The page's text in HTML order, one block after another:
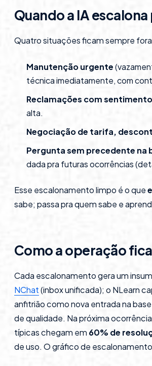
Quando a IA
Quatro situações ficam sempre fora
Manutenção urgente
técnica imediatamente, com
Reclamações com
alta.
Negociação de tarifa,
Pergunta sem precedente na
dada pra futuras ocorrências
Esse escalonamento limpo é o que
sabe; passa pra quem sabe e
Como a operação
Cada escalonamento gera um
NChat(inbox unificada); o NLearn
anfitrião como nova entrada na
de qualidade. Na próxima
típicas chegam em 60% de
de uso. O gráfico de